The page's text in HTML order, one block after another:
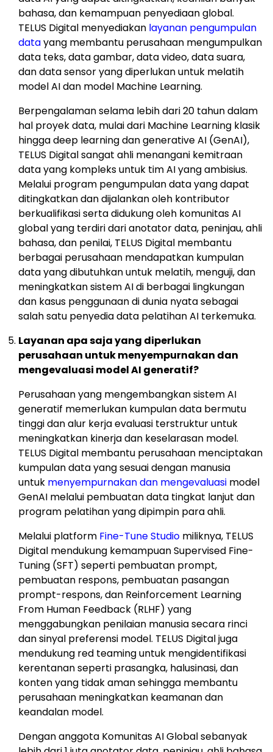
bahasa, dan kemampuan penyediaan global.
TELUS Digital menyediakan layanan pengumpulan
datayang membantu perusahaan mengumpulkan
data teks, data gambar, data video, data suara,
dan data sensor yang diperlukan untuk melatih
model AI dan model Machine Learning.
Berpengalaman selama lebih dari 20 tahun dalam
hal proyek data, mulai dari Machine Learning klasik
hingga deep learning dan generative AI (GenAI),
TELUS Digital sangat ahli menangani kemitraan
data yang kompleks untuk tim AI yang ambisius.
Melalui program pengumpulan data yang dapat
ditingkatkan dan dijalankan oleh kontributor
berkualifikasi serta didukung oleh komunitas AI
global yang terdiri dari anotator data, peninjau, ahli
bahasa, dan penilai, TELUS Digital membantu
berbagai perusahaan mendapatkan kumpulan
data yang dibutuhkan untuk melatih, menguji, dan
meningkatkan sistem AI di berbagai lingkungan
dan kasus penggunaan di dunia nyata sebagai
salah satu penyedia data pelatihan AI terkemuka.
Layanan apa saja yang diperlukan
perusahaan untuk menyempurnakan dan
mengevaluasi model AI generatif?
Perusahaan yang mengembangkan sistem AI
generatif memerlukan kumpulan data bermutu
tinggi dan alur kerja evaluasi terstruktur untuk
meningkatkan kinerja dan keselarasan model.
TELUS Digital membantu perusahaan menciptakan
kumpulan data yang sesuai dengan manusia
untuk menyempurnakan dan mengevaluasi model
GenAI melalui pembuatan data tingkat lanjut dan
program pelatihan yang dipimpin para ahli.
Melalui platform Fine-Tune Studio miliknya, TELUS
Digital mendukung kemampuan Supervised Fine-
Tuning (SFT) seperti pembuatan prompt,
pembuatan respons, pembuatan pasangan
prompt-respons, dan Reinforcement Learning
From Human Feedback (RLHF) yang
menggabungkan penilaian manusia secara rinci
dan sinyal preferensi model. TELUS Digital juga
mendukung red teaming untuk mengidentifikasi
kerentanan seperti prasangka, halusinasi, dan
konten yang tidak aman sehingga membantu
perusahaan meningkatkan keamanan dan
keandalan model.
Dengan anggota Komunitas AI Global sebanyak